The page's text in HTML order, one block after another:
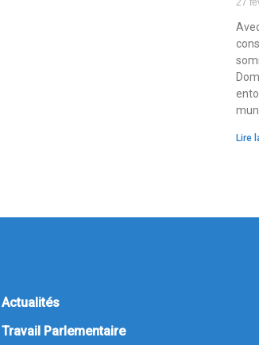
27
Lire
Actualités
Travail Parlementaire